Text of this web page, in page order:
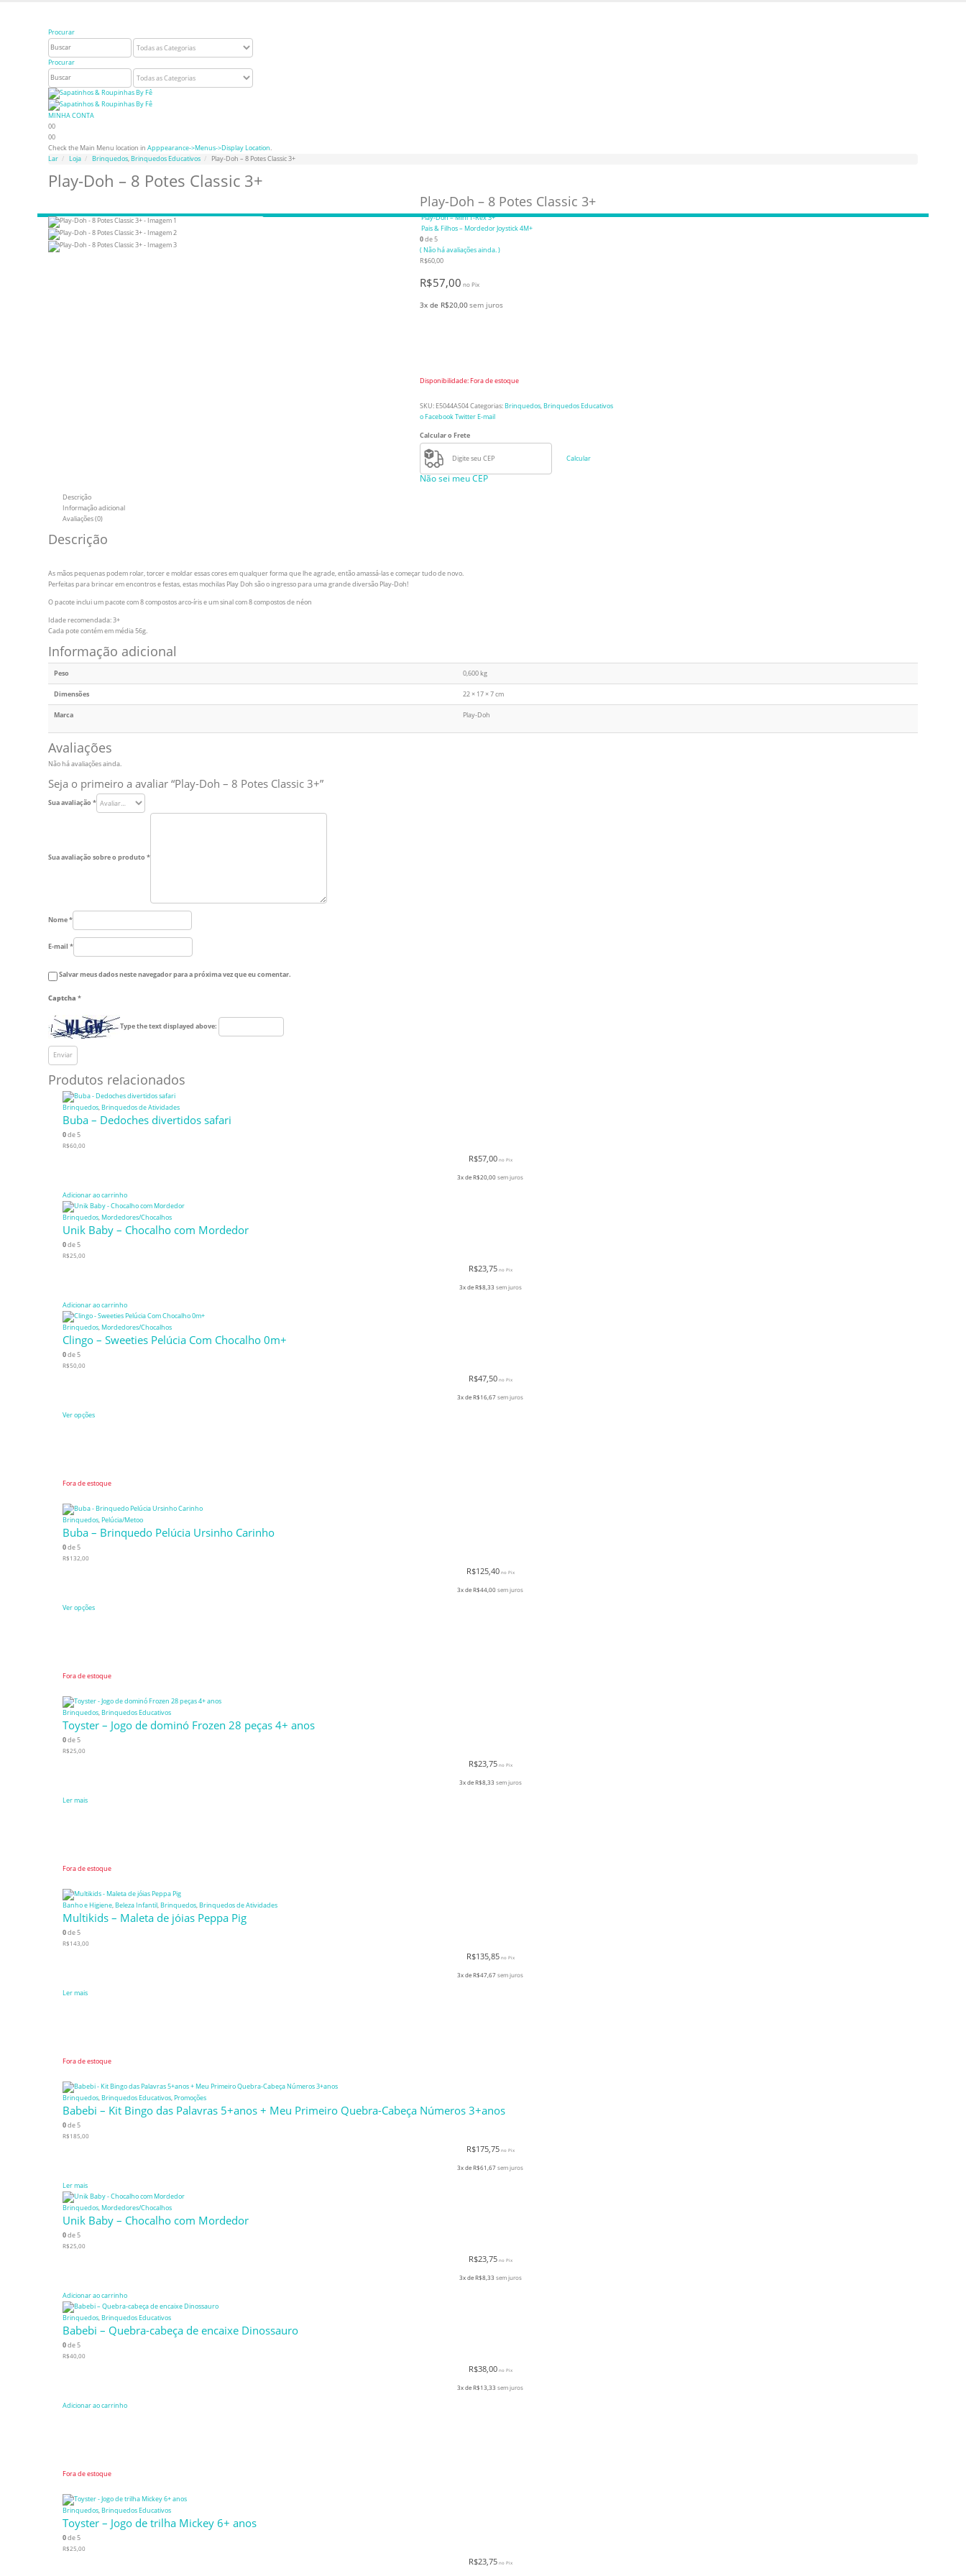
Procurar
Procurar
MINHA CONTA
00
00
Check the Main Menu location in Apppearance->Menus->Display Location.
Lar
Loja Brinquedos,Brinquedos Educativos Play-Doh – 8 Potes Classic 3+
Play-Doh – 8 Potes Classic 3+
Play-Doh – 8 Potes Classic 3+
Play-Doh – Mini T-Rex 3+
Pais & Filhos – Mordedor Joystick 4M+
0de 5
( Não há avaliações ainda. )
R$60,00
R$57,00 no Pix
3x de R$20,00sem juros
Disponibilidade:Fora de estoque
SKU: E5044AS04Categorias:Brinquedos,Brinquedos Educativos
o FacebookTwitterE-mail
Calcular o Frete
Calcular
Não sei meu CEP
Descrição
Informação adicional
Avaliações (0)
Descrição
As mãos pequenas podem rolar, torcer e moldar essas cores em qualquer forma que lhe agrade, então amassá-las e começar tudo de novo.
Perfeitas para brincar em encontros e festas, estas mochilas Play Doh são o ingresso para uma grande diversão Play-Doh!
O pacote inclui um pacote com 8 compostos arco-íris e um sinal com 8 compostos de néon
Idade recomendada: 3+
Cada pote contém em média 56g.
Informação adicional
Peso 0,600 kg
Dimensões 22 × 17 × 7 cm
Marca Play-Doh
Avaliações
Não há avaliações ainda.
Seja o primeiro a avaliar “Play-Doh – 8 Potes Classic 3+”
Sua avaliação *
Sua avaliação sobre o produto *
Nome*
E-mail *
Salvar meus dados neste navegador para a próxima vez que eu comentar.
Captcha *
Type the text displayed above:
Produtos relacionados
Brinquedos, Brinquedos de Atividades
Buba – Dedoches divertidos safari
0de 5
R$60,00
R$57,00 no Pix
3x deR$20,00sem juros
Adicionar ao carrinho
Brinquedos, Mordedores/Chocalhos
Unik Baby – Chocalho com Mordedor
0de 5
R$25,00
R$23,75 no Pix
3x deR$8,33 sem juros
Adicionar ao carrinho
Brinquedos, Mordedores/Chocalhos
Clingo – Sweeties Pelúcia Com Chocalho 0m+
0de 5
R$50,00
R$47,50 no Pix
3x deR$16,67 sem juros
Ver opções
Fora de estoque
Brinquedos, Pelúcia/Metoo
Buba – Brinquedo Pelúcia Ursinho Carinho
0de 5
R$132,00
R$125,40 no Pix
3x deR$44,00sem juros
Ver opções
Fora de estoque
Brinquedos, Brinquedos Educativos
Toyster – Jogo de dominó Frozen 28 peças 4+ anos
0de 5
R$25,00
R$23,75 no Pix
3x deR$8,33 sem juros
Ler mais
Fora de estoque
Banho e Higiene, Beleza Infantil, Brinquedos, Brinquedos de Atividades
Multikids – Maleta de jóias Peppa Pig
0de 5
R$143,00
R$135,85 no Pix
3x deR$47,67 sem juros
Ler mais
Fora de estoque
Brinquedos, Brinquedos Educativos, Promoções
Babebi – Kit Bingo das Palavras 5+anos + Meu Primeiro Quebra-Cabeça Números 3+anos
0de 5
R$185,00
R$175,75 no Pix
3x deR$61,67 sem juros
Ler mais
Brinquedos, Mordedores/Chocalhos
Unik Baby – Chocalho com Mordedor
0de 5
R$25,00
R$23,75 no Pix
3x deR$8,33 sem juros
Adicionar ao carrinho
Brinquedos, Brinquedos Educativos
Babebi – Quebra-cabeça de encaixe Dinossauro
0de 5
R$40,00
R$38,00 no Pix
3x deR$13,33 sem juros
Adicionar ao carrinho
Fora de estoque
Brinquedos, Brinquedos Educativos
Toyster – Jogo de trilha Mickey 6+ anos
0de 5
R$25,00
R$23,75 no Pix